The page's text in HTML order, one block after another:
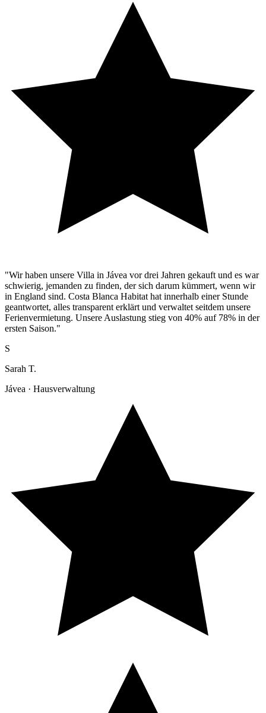
"Wir haben unsere Villa in Jávea vor drei Jahren gekauft und es war
schwierig, jemanden zu finden, der sich darum kümmert, wenn wir
in England sind. Costa Blanca Habitat hat innerhalb einer Stunde
geantwortet, alles transparent erklärt und verwaltet seitdem unsere
Ferienvermietung. Unsere Auslastung stieg von 40% auf 78% in der
ersten Saison."
S
Sarah T.
Jávea · Hausverwaltung